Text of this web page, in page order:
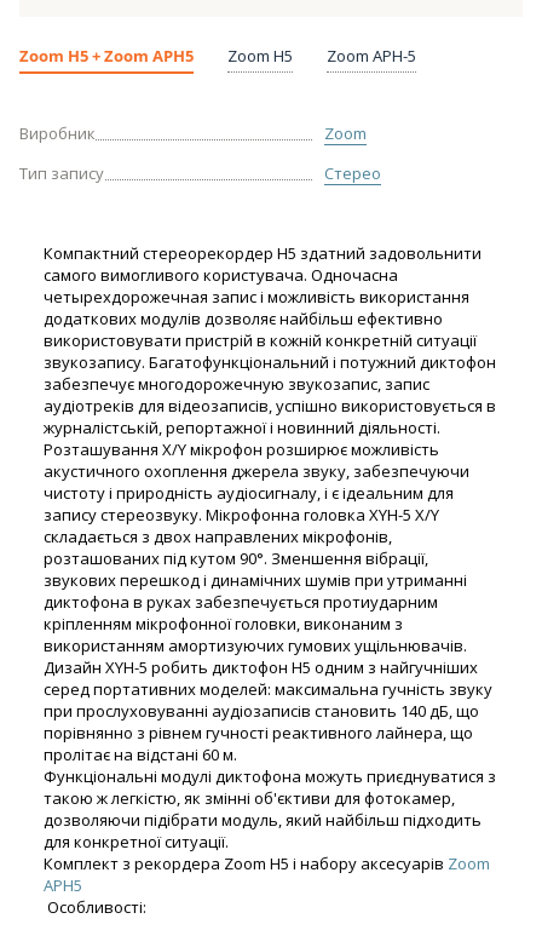
Zoom H5 + Zoom APH5 Zoom H5 Zoom APH-5
Виробник
Zoom
Тип запису
Стерео
Компактний стереорекордер Н5 здатний задовольнити
самого вимогливого користувача. Одночасна
четырехдорожечная запис і можливість використання
додаткових модулів дозволяє найбільш ефективно
використовувати пристрій в кожній конкретній ситуації
звукозапису. Багатофункціональний і потужний диктофон
забезпечує многодорожечную звукозапис, запис
аудіотреків для відеозаписів, успішно використовується в
журналістській, репортажної і новинний діяльності.
Розташування X/Y мікрофон розширює можливість
акустичного охоплення джерела звуку, забезпечуючи
чистоту і природність аудіосигналу, і є ідеальним для
запису стереозвуку. Мікрофонна головка XYH-5 X/Y
складається з двох направлених мікрофонів,
розташованих під кутом 90°. Зменшення вібрації,
звукових перешкод і динамічних шумів при утриманні
диктофона в руках забезпечується протиударним
кріпленням мікрофонної головки, виконаним з
використанням амортизуючих гумових ущільнювачів.
Дизайн XYH-5 робить диктофон Н5 одним з найгучніших
серед портативних моделей: максимальна гучність звуку
при прослуховуванні аудіозаписів становить 140 дБ, що
порівнянно з рівнем гучності реактивного лайнера, що
пролітає на відстані 60 м.
Функціональні модулі диктофона можуть приєднуватися з
такою ж легкістю, як змінні об'єктиви для фотокамер,
дозволяючи підібрати модуль, який найбільш підходить
для конкретної ситуації.
Комплект з рекордера Zoom H5 і набору аксесуарів Zoom
APH5
Особливості: